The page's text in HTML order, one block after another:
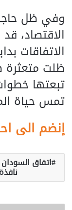
وفي ظل حاجة
الاقتصاد،
الاتفاقات
ظلت متعثرة
تبعتها
تمس حياة
إنضم الى
اتفاق